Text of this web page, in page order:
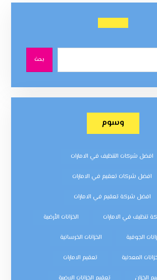
بحث
وسوم
افضل شركات التنظيف في الامارات
افضل شركات تعقيم في الامارات
افضل شركة تعقيم في الامارات
تنظيف في الامارات الخزانات الأرضية
الجوفية الخزانات الخرسانية
المعدنية تعقيم الامارات